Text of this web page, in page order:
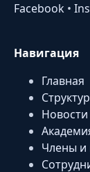
Facebook •
Навигация
Главная
Новости
Члены и